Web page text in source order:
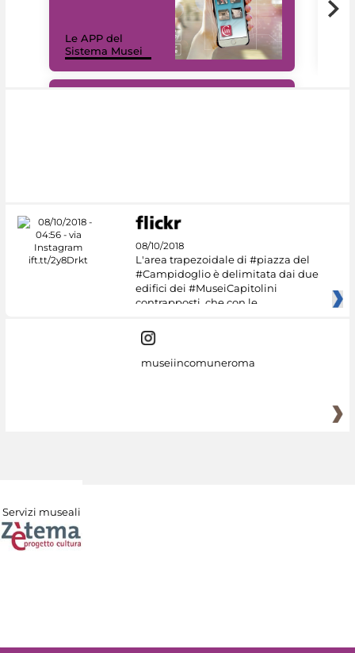
Le APP del
Sistema Musei
08/10/2018
L'area trapezoidale di #piazza del
#Campidoglio è delimitata dai due
edifici dei #MuseiCapitolini
contrapposti, che con le
museiincomuneroma
Servizi museali